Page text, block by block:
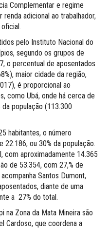
Complementar e regime
adicional ao trabalhador,
pelo Instituto Nacional do
segundo os grupos de
o percentual de aposentados
maior cidade da região,
é proporcional ao
como Ubá, onde há cerca de
população (113.300
habitantes, o número
ou 30% da população.
com aproximadamente 14.365
de 53.354, com 27,% de
Santos Dumont,
diante de uma
a 27% do total.
na Zona da Mata Mineira são
Cardoso, que coordena a